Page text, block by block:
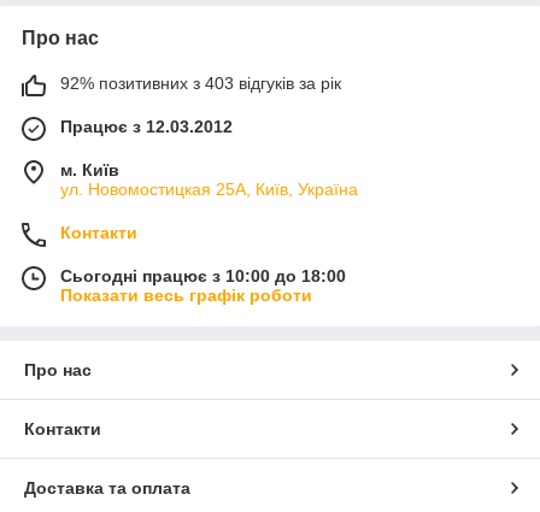
Про нас
92% позитивних з 403 відгуків за рік
Працює з 12.03.2012
м. Київ
ул. Новомостицкая 25А, Київ, Україна
Контакти
Сьогодні працює з 10:00 до 18:00
Показати весь графік роботи
Про нас
Контакти
Доставка та оплата